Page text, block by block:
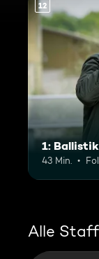
12
1: Ballistik
43 Min.
Alle